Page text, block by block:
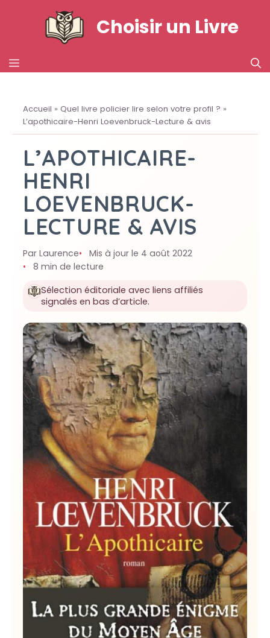
Choisir un Livre
MENU
Accueil » Quel livre policier lire selon votre profil ? »
L’apothicaire-Henri Loevenbruck-Lecture & avis
L’APOTHICAIRE-
HENRI
LOEVENBRUCK-
LECTURE & AVIS
Par Laurence
Mis à jour le 4 août 2022
8 min de lecture
Sélection éditoriale avec liens affiliés
signalés en bas d’article.